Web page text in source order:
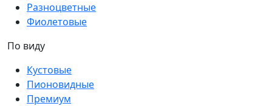
Разноцветные
Фиолетовые
По виду
Кустовые
Пионовидные
Премиум